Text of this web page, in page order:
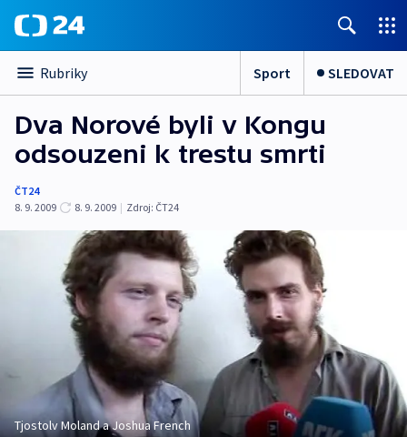
Rubriky Sport SLEDOVAT
Dva Norové byli v Kongu
odsouzeni k trestu smrti
ČT24
8. 9. 2009
8. 9. 2009 | Zdroj: ČT24
Tjostolv Moland a Joshua French